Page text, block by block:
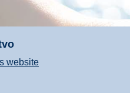
website